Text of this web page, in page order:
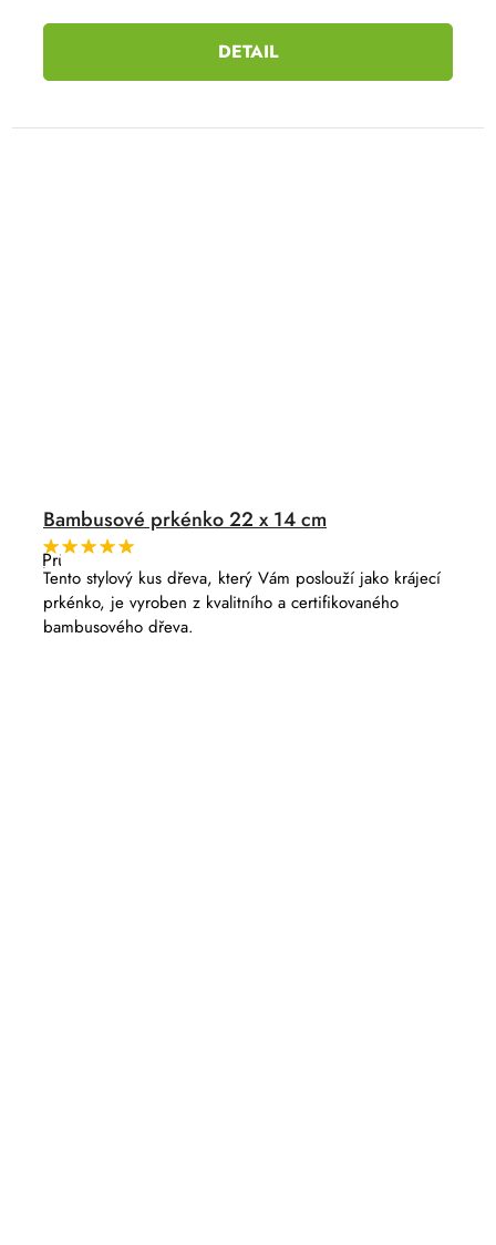
DETAIL
Bambusové prkénko 22 x 14 cm
Průměrné
hodnocení
produktu
je
5,0
z
Tento stylový kus dřeva, který Vám poslouží jako krájecí
prkénko, je vyroben z kvalitního a certifikovaného
bambusového dřeva.